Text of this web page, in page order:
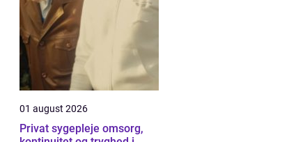
01 august 2026
Privat sygepleje omsorg,